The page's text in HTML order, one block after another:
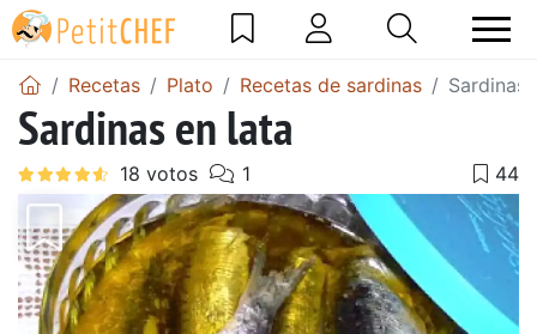
Recetas Plato Recetas de sardinas Sardinas
Sardinas en lata